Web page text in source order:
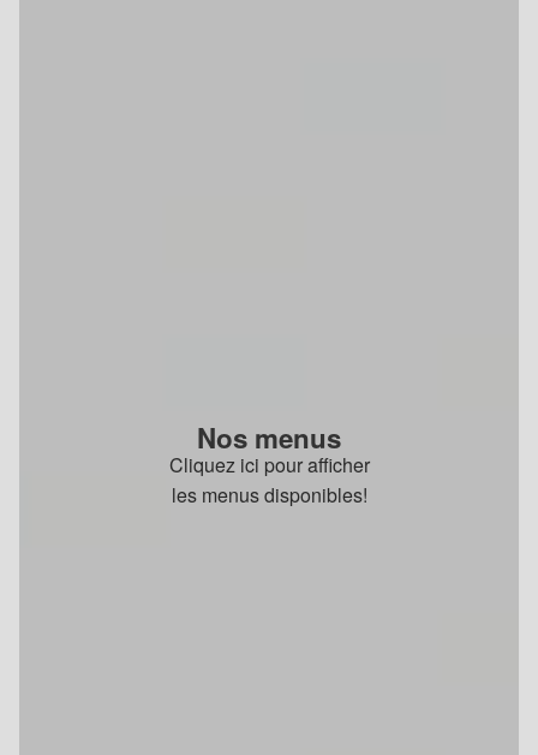
Nos menus
Cliquez ici pour afficher
les menus disponibles!